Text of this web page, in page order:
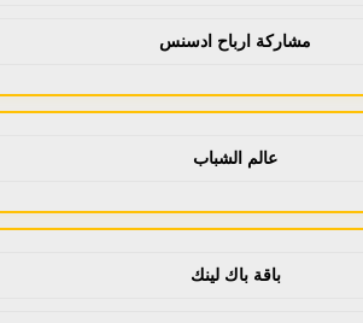
مشاركة ارباح ادسنس
عالم الشباب
باقة باك لينك